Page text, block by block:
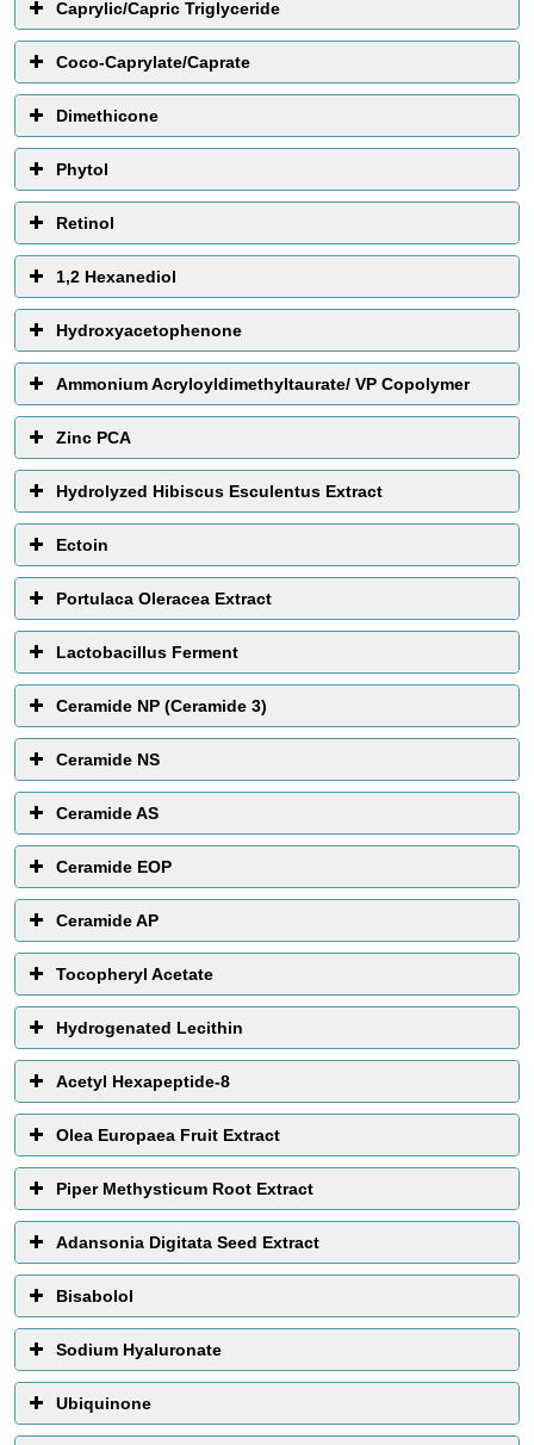
Fungsi :Pelarut
Caprylic/Capric Triglyceride
Coco-Caprylate/Caprate
Dimethicone
Phytol
Retinol
1,2 Hexanediol
Hydroxyacetophenone
Ammonium Acryloyldimethyltaurate/ VP Copolymer
Zinc PCA
Hydrolyzed Hibiscus Esculentus Extract
Ectoin
Portulaca Oleracea Extract
Lactobacillus Ferment
Ceramide NP (Ceramide 3)
Ceramide NS
Ceramide AS
Ceramide EOP
Ceramide AP
Tocopheryl Acetate
Hydrogenated Lecithin
Acetyl Hexapeptide-8
Olea Europaea Fruit Extract
Piper Methysticum Root Extract
Adansonia Digitata Seed Extract
Bisabolol
Sodium Hyaluronate
Ubiquinone